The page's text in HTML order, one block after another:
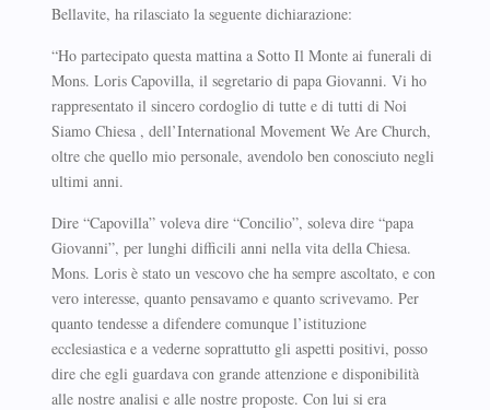
Bellavite, ha rilasciato la seguente dichiarazione:
“Ho partecipato questa mattina a Sotto Il Monte ai funerali di
Mons. Loris Capovilla, il segretario di papa Giovanni. Vi ho
rappresentato il sincero cordoglio di tutte e di tutti di Noi
Siamo Chiesa , dell’International Movement We Are Church,
oltre che quello mio personale, avendolo ben conosciuto negli
ultimi anni.
Dire “Capovilla” voleva dire “Concilio”, soleva dire “papa
Giovanni”, per lunghi difficili anni nella vita della Chiesa.
Mons. Loris è stato un vescovo che ha sempre ascoltato, e con
vero interesse, quanto pensavamo e quanto scrivevamo. Per
quanto tendesse a difendere comunque l’istituzione
ecclesiastica e a vederne soprattutto gli aspetti positivi, posso
dire che egli guardava con grande attenzione e disponibilità
alle nostre analisi e alle nostre proposte. Con lui si era